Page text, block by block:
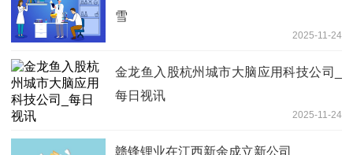
雪
2025-11-24
金龙鱼入股杭州城市大脑应用科技公司_
每日视讯
2025-11-24
赣锋锂业在江西新余成立新公司